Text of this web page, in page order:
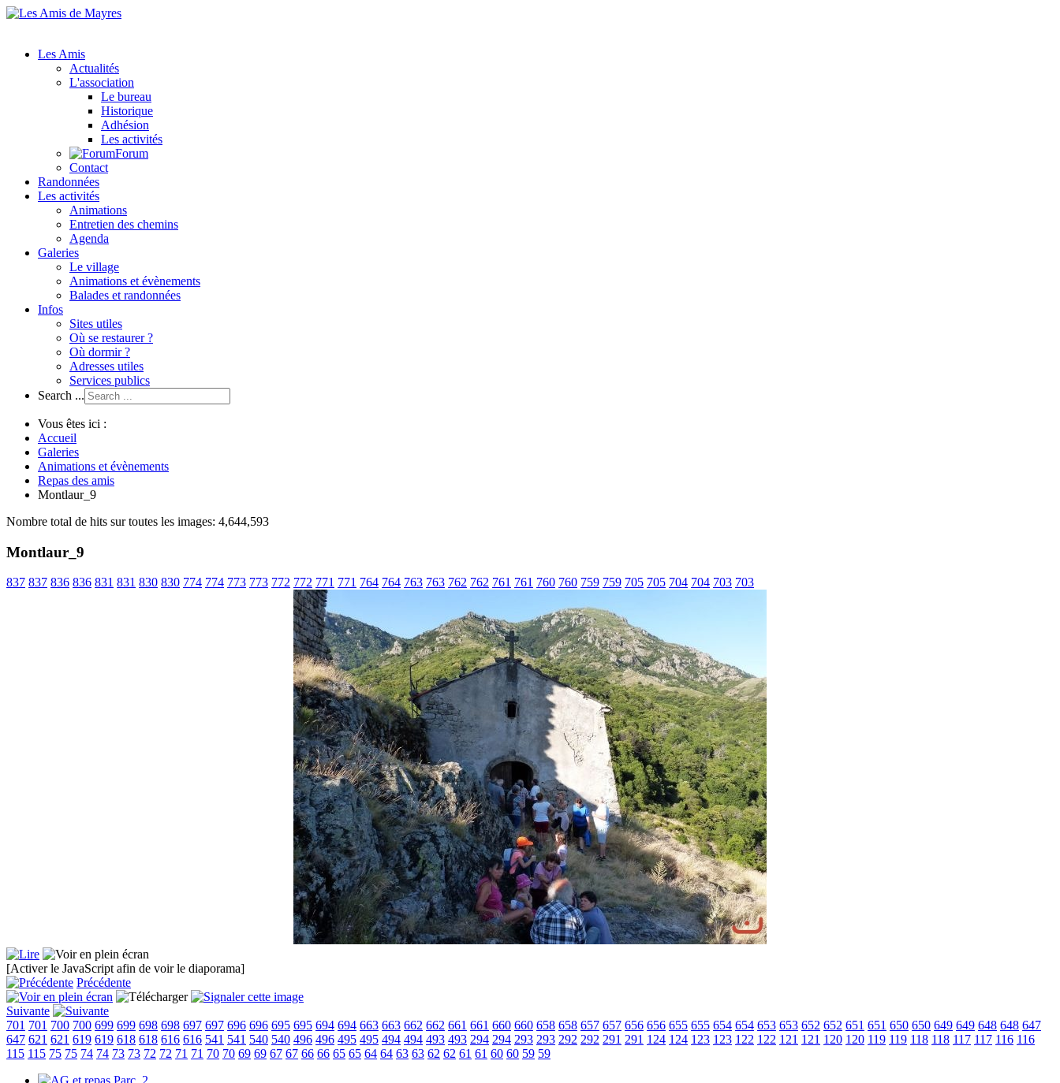
Les Amis
Actualités
L'association
Le bureau
Historique
Adhésion
Les activités
Forum
Contact
Randonnées
Les activités
Animations
Entretien des chemins
Agenda
Galeries
Le village
Animations et évènements
Balades et randonnées
Infos
Sites utiles
Où se restaurer ?
Où dormir ?
Adresses utiles
Services publics
Search ...
Vous êtes ici :
Accueil
Galeries
Animations et évènements
Repas des amis
Montlaur_9
Nombre total de hits sur toutes les images: 4,644,593
Montlaur_9
837 837 836 836 831 831 830 830 774 774 773 773 772 772 771 771 764 764 763 763 762 762 761 761 760 760 759 759 705 705 704 704 703 703
[Activer le JavaScript afin de voir le diaporama]
Précédente
Suivante
701 701 700 700 699 699 698 698 697 697 696 696 695 695 694 694 663 663 662 662 661 661 660 660 658 658 657 657 656 656 655 655 654 654 653 653 652 652 651 651 650 650 649 649 648 648 647
647 621 621 619 619 618 618 616 616 541 541 540 540 496 496 495 495 494 494 493 493 294 294 293 293 292 292 291 291 124 124 123 123 122 122 121 121 120 120 119 119 118 118 117 117 116 116
115 115 75 75 74 74 73 73 72 72 71 71 70 70 69 69 67 67 66 66 65 65 64 64 63 63 62 62 61 61 60 60 59 59